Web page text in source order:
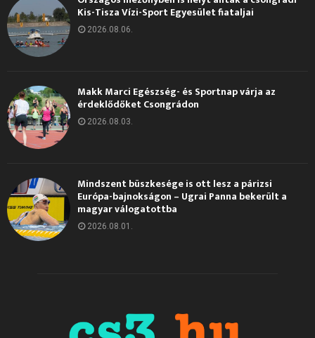
Kis-Tisza Vízi-Sport Egyesület fiataljai
2026.08.06.
Makk Marci Egészség- és Sportnap várja az
érdeklődőket Csongrádon
2026.08.03.
Mindszent büszkesége is ott lesz a párizsi
Európa-bajnokságon – Ugrai Panna bekerült a
magyar válogatottba
2026.08.01.